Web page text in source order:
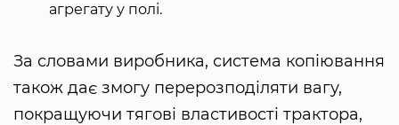
агрегату у полі.
За словами виробника, система копіювання
також дає змогу перерозподіляти вагу,
покращуючи тягові властивості трактора,